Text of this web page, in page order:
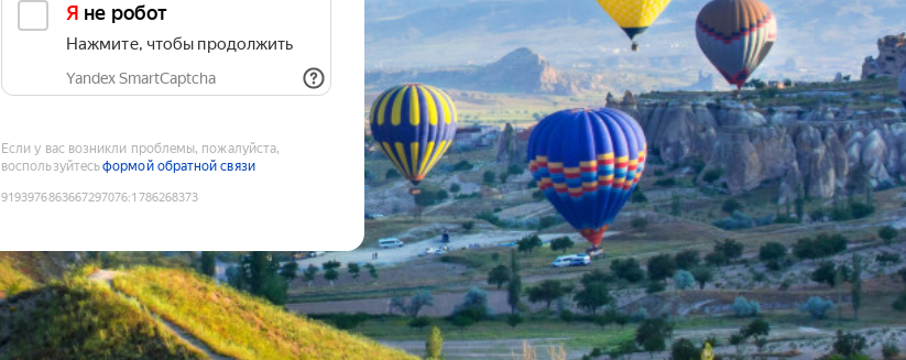
Я не робот
Нажмите, чтобы продолжить
Yandex SmartCaptcha
Если у вас возникли проблемы, пожалуйста,
воспользуйтесьформой обратной связи
9193976863667297076:1786268373